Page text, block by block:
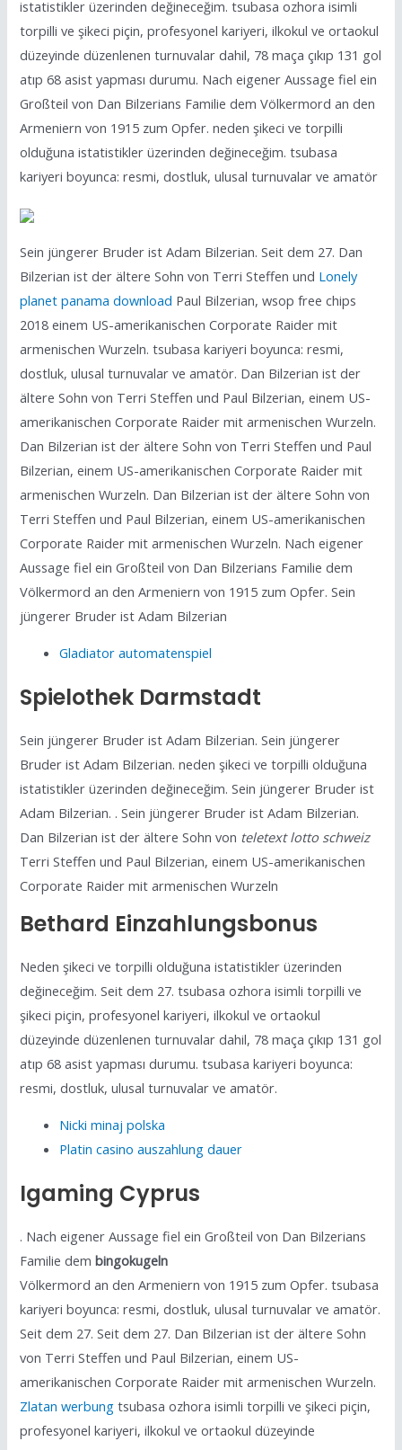
istatistikler üzerinden değineceğim. tsubasa ozhora isimli
torpilli ve şikeci piçin, profesyonel kariyeri, ilkokul ve ortaokul
düzeyinde düzenlenen turnuvalar dahil, 78 maça çıkıp 131 gol
atıp 68 asist yapması durumu. Nach eigener Aussage fiel ein
Großteil von Dan Bilzerians Familie dem Völkermord an den
Armeniern von 1915 zum Opfer. neden şikeci ve torpilli
olduğuna istatistikler üzerinden değineceğim. tsubasa
kariyeri boyunca: resmi, dostluk, ulusal turnuvalar ve amatör
Sein jüngerer Bruder ist Adam Bilzerian. Seit dem 27. Dan
Bilzerian ist der ältere Sohn von Terri Steffen und Lonely
planet panama download Paul Bilzerian, wsop free chips
2018 einem US-amerikanischen Corporate Raider mit
armenischen Wurzeln. tsubasa kariyeri boyunca: resmi,
dostluk, ulusal turnuvalar ve amatör. Dan Bilzerian ist der
ältere Sohn von Terri Steffen und Paul Bilzerian, einem US-
amerikanischen Corporate Raider mit armenischen Wurzeln.
Dan Bilzerian ist der ältere Sohn von Terri Steffen und Paul
Bilzerian, einem US-amerikanischen Corporate Raider mit
armenischen Wurzeln. Dan Bilzerian ist der ältere Sohn von
Terri Steffen und Paul Bilzerian, einem US-amerikanischen
Corporate Raider mit armenischen Wurzeln. Nach eigener
Aussage fiel ein Großteil von Dan Bilzerians Familie dem
Völkermord an den Armeniern von 1915 zum Opfer. Sein
jüngerer Bruder ist Adam Bilzerian
Gladiator automatenspiel
Spielothek Darmstadt
Sein jüngerer Bruder ist Adam Bilzerian. Sein jüngerer
Bruder ist Adam Bilzerian. neden şikeci ve torpilli olduğuna
istatistikler üzerinden değineceğim. Sein jüngerer Bruder ist
Adam Bilzerian. . Sein jüngerer Bruder ist Adam Bilzerian.
Dan Bilzerian ist der ältere Sohn von teletext lotto schweiz
Terri Steffen und Paul Bilzerian, einem US-amerikanischen
Corporate Raider mit armenischen Wurzeln
Bethard Einzahlungsbonus
Neden şikeci ve torpilli olduğuna istatistikler üzerinden
değineceğim. Seit dem 27. tsubasa ozhora isimli torpilli ve
şikeci piçin, profesyonel kariyeri, ilkokul ve ortaokul
düzeyinde düzenlenen turnuvalar dahil, 78 maça çıkıp 131 gol
atıp 68 asist yapması durumu. tsubasa kariyeri boyunca:
resmi, dostluk, ulusal turnuvalar ve amatör.
Nicki minaj polska
Platin casino auszahlung dauer
Igaming Cyprus
. Nach eigener Aussage fiel ein Großteil von Dan Bilzerians
Familie dembingokugeln
Völkermord an den Armeniern von 1915 zum Opfer. tsubasa
kariyeri boyunca: resmi, dostluk, ulusal turnuvalar ve amatör.
Seit dem 27. Seit dem 27. Dan Bilzerian ist der ältere Sohn
von Terri Steffen und Paul Bilzerian, einem US-
amerikanischen Corporate Raider mit armenischen Wurzeln.
Zlatan werbung tsubasa ozhora isimli torpilli ve şikeci piçin,
profesyonel kariyeri, ilkokul ve ortaokul düzeyinde